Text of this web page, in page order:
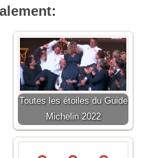
Toutes les étoiles du Guide
Michelin 2022